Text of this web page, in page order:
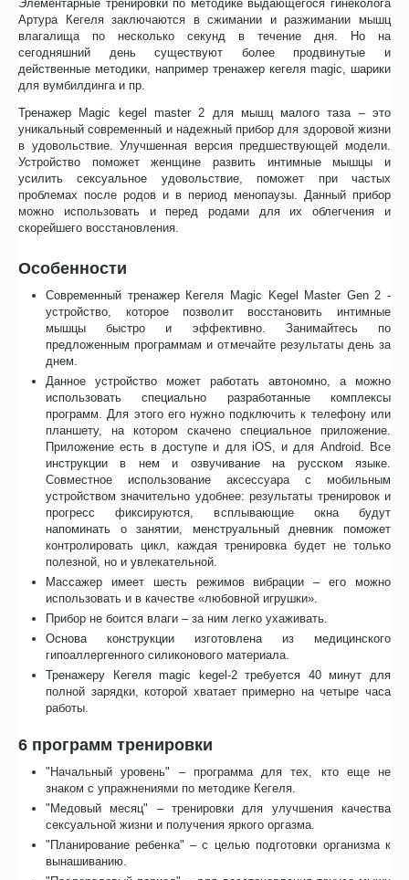
Элементарные тренировки по методике выдающегося гинеколога
Артура Кегеля заключаются в сжимании и разжимании мышц
влагалища по несколько секунд в течение дня. Но на
сегодняшний день существуют более продвинутые и
действенные методики, например тренажер кегеля magic, шарики
для вумбилдинга и пр.
Тренажер Magic kegel master 2 для мышц малого таза – это
уникальный современный и надежный прибор для здоровой жизни
в удовольствие. Улучшенная версия предшествующей модели.
Устройство поможет женщине развить интимные мышцы и
усилить сексуальное удовольствие, поможет при частых
проблемах после родов и в период менопаузы. Данный прибор
можно использовать и перед родами для их облегчения и
скорейшего восстановления.
Особенности
Современный тренажер Кегеля Magic Kegel Master Gen 2 -
устройство, которое позволит восстановить интимные
мышцы быстро и эффективно. Занимайтесь по
предложенным программам и отмечайте результаты день за
днем.
Данное устройство может работать автономно, а можно
использовать специально разработанные комплексы
программ. Для этого его нужно подключить к телефону или
планшету, на котором скачено специальное приложение.
Приложение есть в доступе и для iOS, и для Android. Все
инструкции в нем и озвучивание на русском языке.
Совместное использование аксессуара с мобильным
устройством значительно удобнее: результаты тренировок и
прогресс фиксируются, всплывающие окна будут
напоминать о занятии, менструальный дневник поможет
контролировать цикл, каждая тренировка будет не только
полезной, но и увлекательной.
Массажер имеет шесть режимов вибрации – его можно
использовать и в качестве «любовной игрушки».
Прибор не боится влаги – за ним легко ухаживать.
Основа конструкции изготовлена из медицинского
гипоаллергенного силиконового материала.
Тренажеру Кегеля magic kegel-2 требуется 40 минут для
полной зарядки, которой хватает примерно на четыре часа
работы.
6 программ тренировки
"Начальный уровень" – программа для тех, кто еще не
знаком с упражнениями по методике Кегеля.
"Медовый месяц" – тренировки для улучшения качества
сексуальной жизни и получения яркого оргазма.
"Планирование ребенка" – с целью подготовки организма к
вынашиванию.